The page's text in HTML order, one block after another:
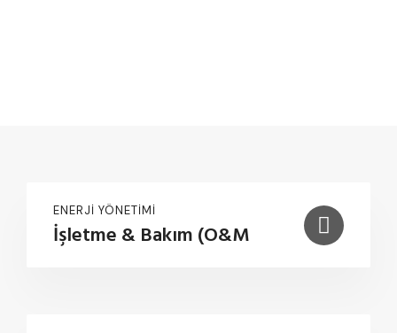
ENERJI YÖNETIMI
İşletme & Bakım (O&M